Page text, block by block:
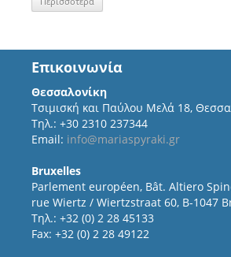
Επικοινωνία
Θεσσαλονίκη
Τσιμισκή και Παύλου Μελά 18,
Τηλ.: +30 2310 237344
Email: info@mariaspyraki.gr
Bruxelles
Parlement européen, Bât. Altiero
rue Wiertz / Wiertzstraat 60, B-1047
Τηλ.: +32 (0) 2 28 45133
Fax: +32 (0) 2 28 49122